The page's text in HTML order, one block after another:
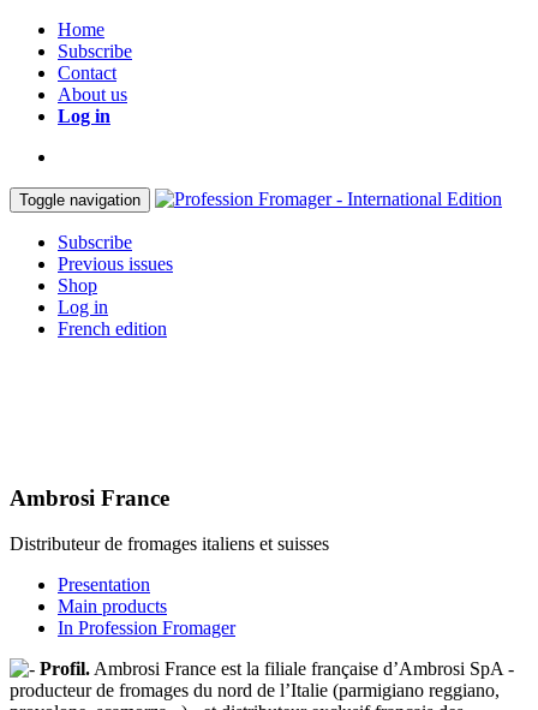
Home
Subscribe
Contact
About us
Log in
Toggle navigation
Subscribe
Previous issues
Shop
Log in
French edition
Ambrosi France
Distributeur de fromages italiens et suisses
Presentation
Main products
In Profession Fromager
Profil.Ambrosi France est la filiale française d’Ambrosi SpA -
producteur de fromages du nord de l’Italie (parmigiano reggiano,